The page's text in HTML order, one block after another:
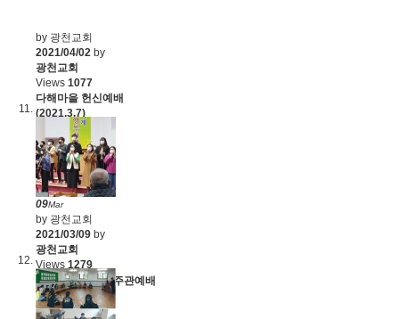
by 광천교회
2021/04/02 by
광천교회
Views 1077
다해마을 헌신예배
(2021.3.7)
09Mar
by 광천교회
2021/03/09 by
광천교회
Views 1279
다니엘커뮤니티 주관예배
(2021.3.3)